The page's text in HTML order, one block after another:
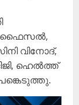
വിനോദ്,
ഹെൽത്ത്